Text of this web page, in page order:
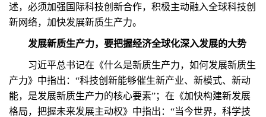
述，必须加强国际科技创新合作，积极主动融入全球科技创
新网络，加快发展新质生产力。
发展新质生产力，要把握经济全球化深入发展的大势
习近平总书记在《什么是新质生产力，如何发展新质生
产力》中指出：“科技创新能够催生新产业、新模式、新动
能，是发展新质生产力的核心要素”；在《加快构建新发展
格局，把握未来发展主动权》中指出：“当今世界，科学技